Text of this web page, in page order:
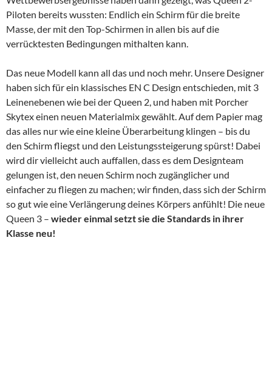
Piloten bereits wussten: Endlich ein Schirm für die breite
Masse, der mit den Top-Schirmen in allen bis auf die
verrücktesten Bedingungen mithalten kann.
Das neue Modell kann all das und noch mehr. Unsere Designer
haben sich für ein klassisches EN C Design entschieden, mit 3
Leinenebenen wie bei der Queen 2, und haben mit Porcher
Skytex einen neuen Materialmix gewählt. Auf dem Papier mag
das alles nur wie eine kleine Überarbeitung klingen – bis du
den Schirm fliegst und den Leistungssteigerung spürst! Dabei
wird dir vielleicht auch auffallen, dass es dem Designteam
gelungen ist, den neuen Schirm noch zugänglicher und
einfacher zu fliegen zu machen; wir finden, dass sich der Schirm
so gut wie eine Verlängerung deines Körpers anfühlt! Die neue
Queen 3 – wieder einmal setzt sie die Standards in ihrer
Klasse neu!